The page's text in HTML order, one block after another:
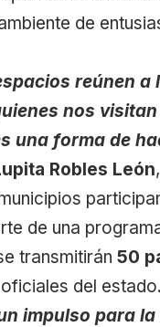
de
reúnen
nos
una forma de
Robles León
de una
transmitirán50
del
impulso para